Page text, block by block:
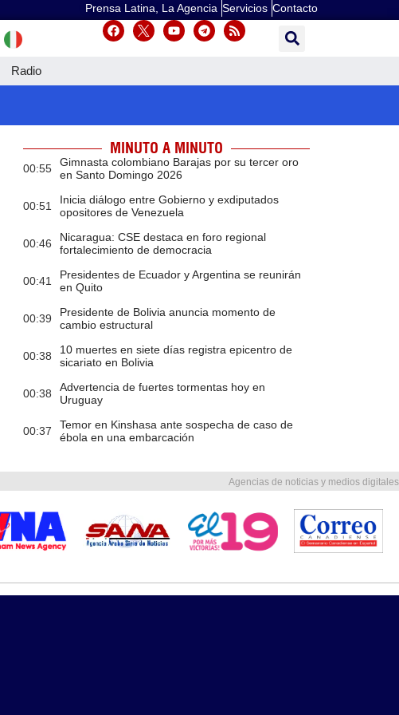
Prensa Latina, La Agencia Servicios Contacto
Radio
MINUTO A MINUTO
00:55
Gimnasta colombiano Barajas por su tercer oro
en Santo Domingo 2026
00:51
Inicia diálogo entre Gobierno y exdiputados
opositores de Venezuela
00:46
Nicaragua: CSE destaca en foro regional
fortalecimiento de democracia
00:41
Presidentes de Ecuador y Argentina se reunirán
en Quito
00:39
Presidente de Bolivia anuncia momento de
cambio estructural
00:38
10 muertes en siete días registra epicentro de
sicariato en Bolivia
00:38
Advertencia de fuertes tormentas hoy en
Uruguay
00:37
Temor en Kinshasa ante sospecha de caso de
ébola en una embarcación
Agencias de noticias y medios digitales